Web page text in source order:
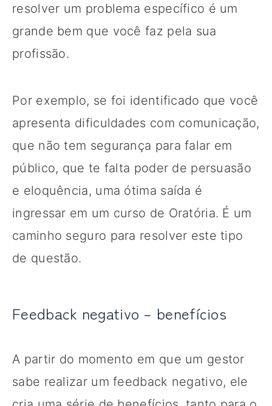
resolver um problema específico é um
grande bem que você faz pela sua
profissão.
Por exemplo, se foi identificado que você
apresenta dificuldades com comunicação,
que não tem segurança para falar em
público, que te falta poder de persuasão
e eloquência, uma ótima saída é
ingressar em um curso de Oratória. É um
caminho seguro para resolver este tipo
de questão.
Feedback negativo – benefícios
A partir do momento em que um gestor
sabe realizar um feedback negativo, ele